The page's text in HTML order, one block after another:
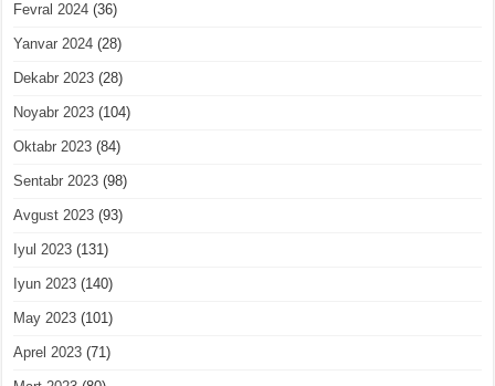
Fevral 2024 (36)
Yanvar 2024 (28)
Dekabr 2023 (28)
Noyabr 2023 (104)
Oktabr 2023 (84)
Sentabr 2023 (98)
Avgust 2023 (93)
Iyul 2023 (131)
Iyun 2023 (140)
May 2023 (101)
Aprel 2023 (71)